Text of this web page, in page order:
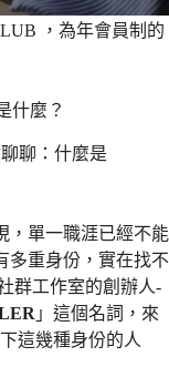
，為年會員制的
什麼？
聊：什麼是
，單一職涯已經不能
多重身份，實在找不
群工作室的創辦人-
」這個名詞，來
這幾種身份的人